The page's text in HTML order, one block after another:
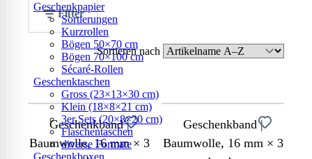
Geschenkpapier
Sortierungen
Kurzrollen
Bögen 50×70 cm
Bögen 70×100 cm
Sécaré-Rollen
Geschenktaschen
Gross (23×13×30 cm)
Klein (18×8×21 cm)
3er Sets (20×8×20 cm)
Flaschentaschen
diverse Formate
Geschenkboxen
Filter
Sortieren nach
Geschenkband |
Baumwolle, 16 mm × 3
Geschenkband |
Baumwolle, 16 mm × 3